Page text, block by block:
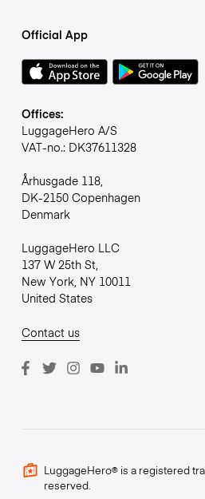
Official App
Offices:
LuggageHero A/S
VAT-no.: DK37611328
Århusgade 118,
DK-2150 Copenhagen
Denmark
LuggageHero LLC
137 W 25th St,
New York, NY 10011
United States
Contact us
LuggageHero® is a registered
reserved.